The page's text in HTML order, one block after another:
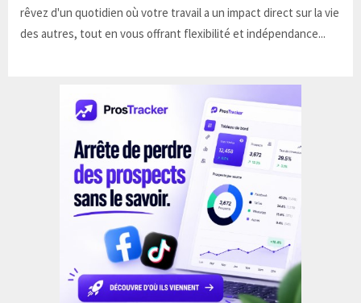
rêvez d'un quotidien où votre travail a un impact direct sur la vie
des autres, tout en vous offrant flexibilité et indépendance...